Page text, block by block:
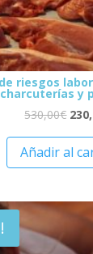
riesgos
charcuterías y
530,00€
Añadir al